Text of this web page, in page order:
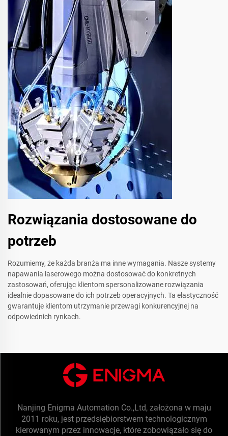
Rozwiązania dostosowane do
potrzeb
Rozumiemy, że każda branża ma inne wymagania. Nasze systemy
napawania laserowego można dostosować do konkretnych
zastosowań, oferując klientom spersonalizowane rozwiązania
idealnie dopasowane do ich potrzeb operacyjnych. Ta elastyczność
gwarantuje klientom utrzymanie przewagi konkurencyjnej na
odpowiednich rynkach.
Nanjing Enigma Automation Co.,Ltd, założona w maju
2011 roku, jest przedsiębiorstwem technologicznym
kierowanym przez innowacje, które zobowiązało się do